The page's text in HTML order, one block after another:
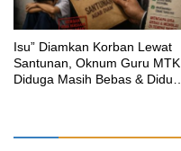
‎Isu” Diamkan Korban Lewat
Santunan, Oknum Guru MTK
Diduga Masih Bebas & Diduga